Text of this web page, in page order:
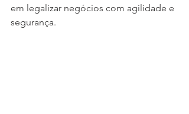
em legalizar negócios com agilidade e
segurança.